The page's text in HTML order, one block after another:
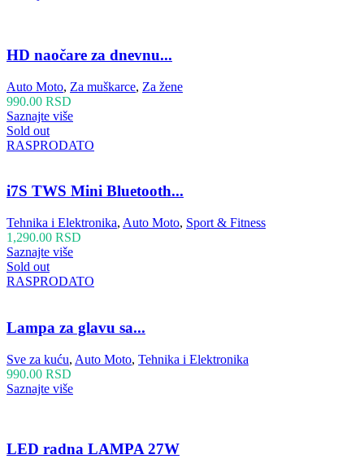
HD naočare za dnevnu...
Auto Moto, Za muškarce, Za žene
990.00 RSD
Saznajte više
Sold out
RASPRODATO
i7S TWS Mini Bluetooth...
Tehnika i Elektronika, Auto Moto, Sport & Fitness
1,290.00 RSD
Saznajte više
Sold out
RASPRODATO
Lampa za glavu sa...
Sve za kuću, Auto Moto, Tehnika i Elektronika
990.00 RSD
Saznajte više
LED radna LAMPA 27W